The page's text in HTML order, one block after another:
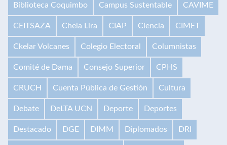
Biblioteca Coquimbo Campus Sustentable CAVIME
CEITSAZA Chela Lira CIAP Ciencia CIMET
Ckelar Volcanes Colegio Electoral Columnistas
Comité de Dama Consejo Superior CPHS
CRUCH Cuenta Pública de Gestión Cultura
Debate DeLTA UCN Deporte Deportes
Destacado DGE DIMM Diplomados DRI